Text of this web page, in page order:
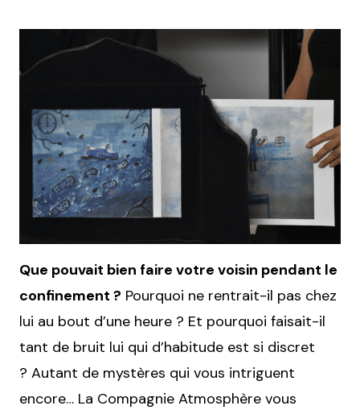
Que pouvait bien faire votre voisin pendant le
confinement ? Pourquoi ne rentrait-il pas chez
lui au bout d’une heure ? Et pourquoi faisait-il
tant de bruit lui qui d’habitude est si discret
? Autant de mystères qui vous intriguent
encore… La Compagnie Atmosphère vous